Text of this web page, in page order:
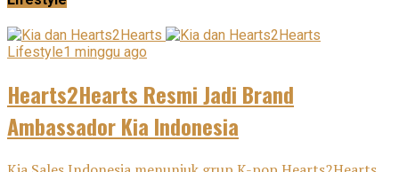
Lifestyle1 minggu ago
Hearts2Hearts Resmi Jadi Brand
Ambassador Kia Indonesia